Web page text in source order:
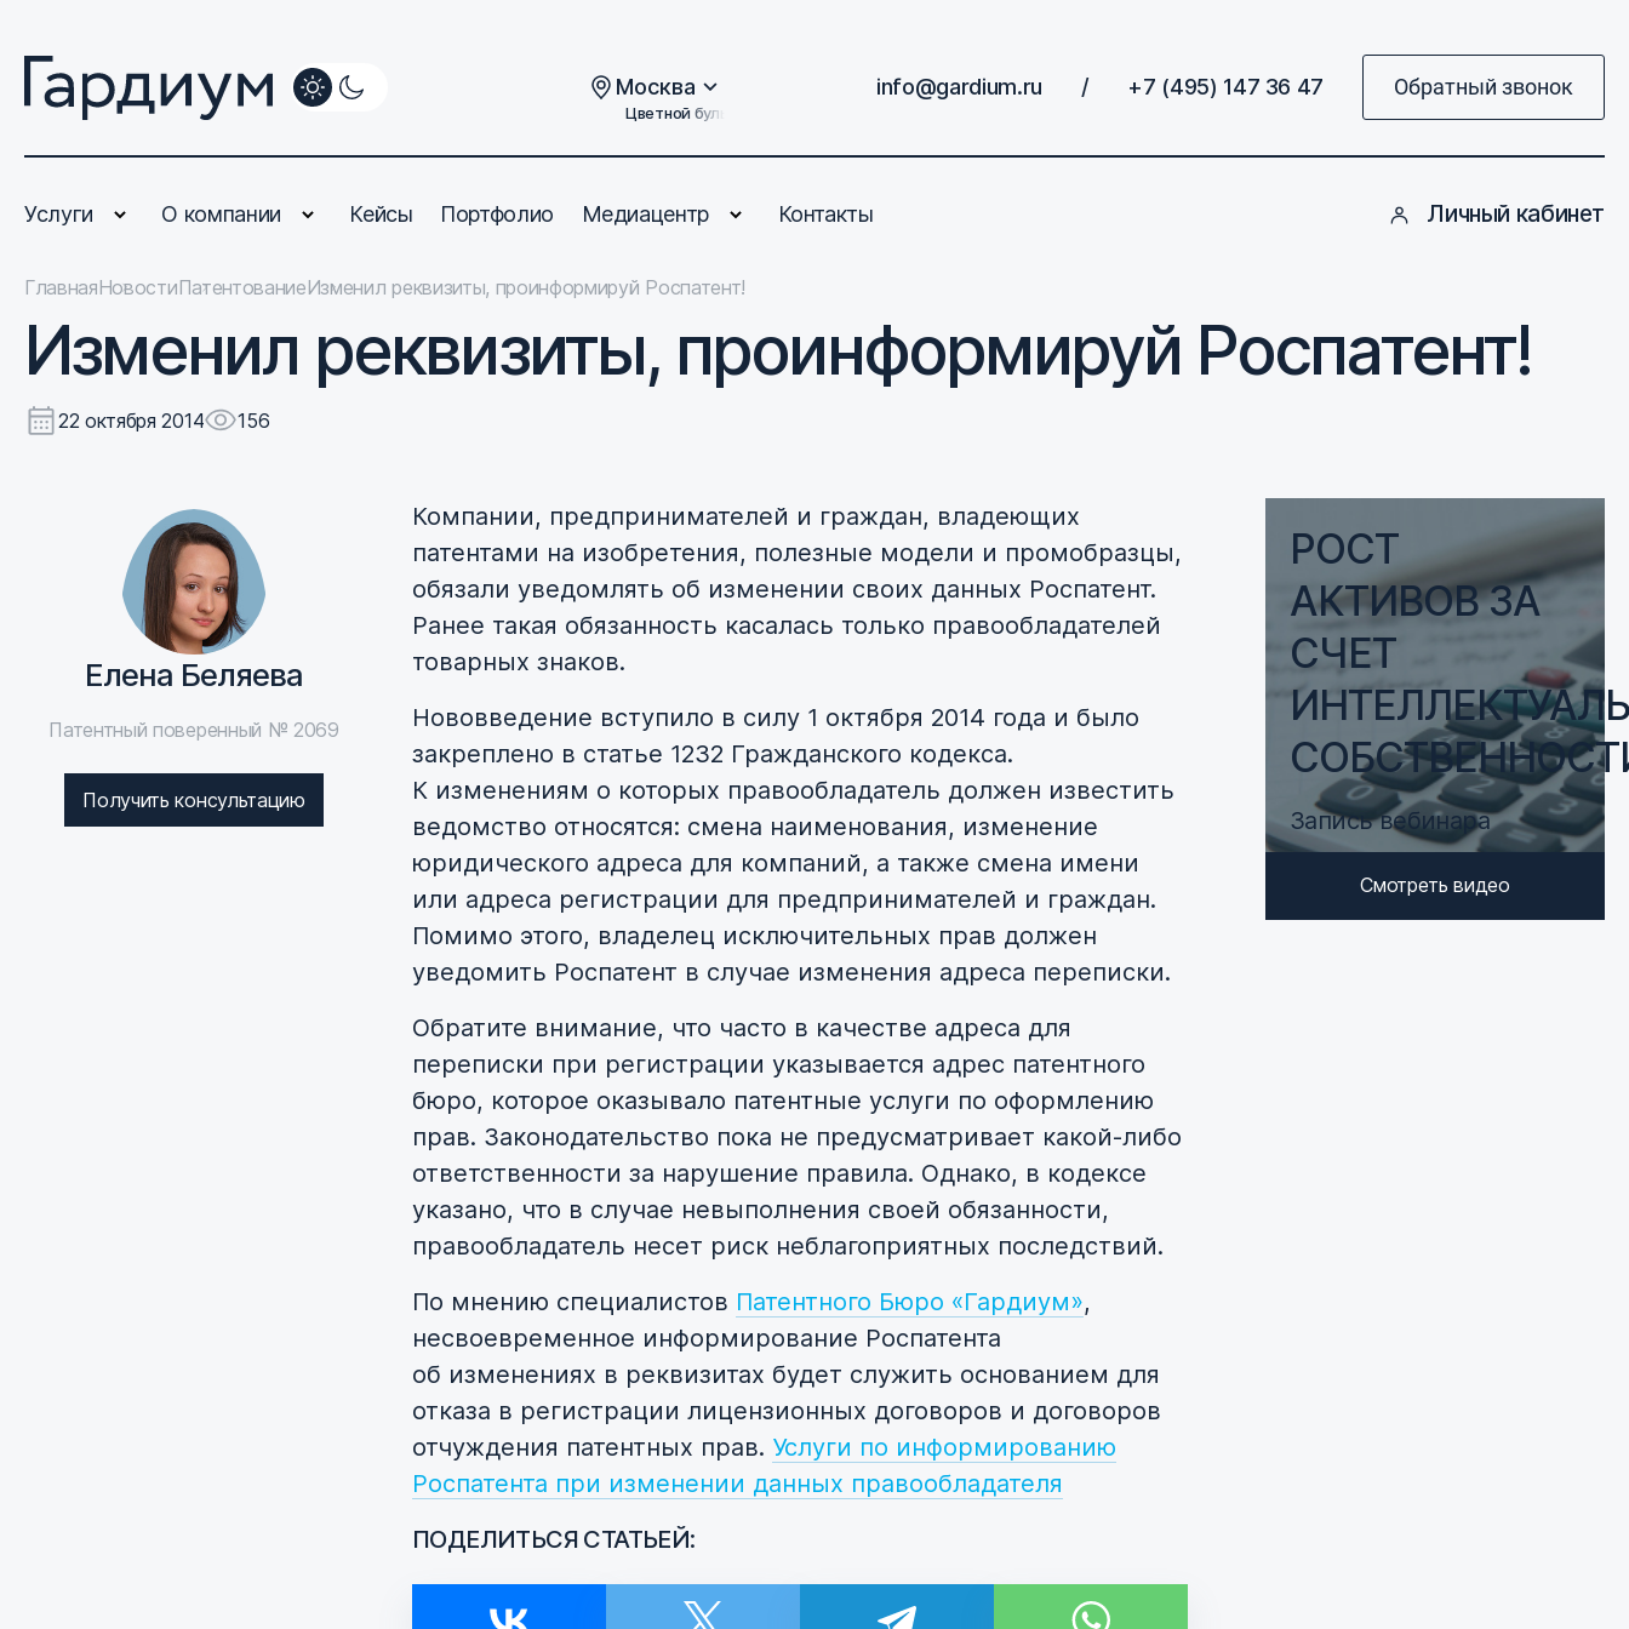
Москва
Цветной бульвар, дом 2
info@gardium.ru / +7 (495) 147 36 47 Обратный звонок
Услуги О компании Кейсы Портфолио Медиацентр Контакты Личный кабинет
ГлавнаяНовостиПатентованиеИзменил реквизиты, проинформируй Роспатент!
Изменил реквизиты, проинформируй Роспатент!
22 октября 2014 156
Компании, предпринимателей и граждан, владеющих
патентами на изобретения, полезные модели и промобразцы,
обязали уведомлять об изменении своих данных Роспатент.
Ранее такая обязанность касалась только правообладателей
товарных знаков.
Нововведение вступило в силу 1 октября 2014 года и было
закреплено в статье 1232 Гражданского кодекса.
К изменениям о которых правообладатель должен известить
ведомство относятся: смена наименования, изменение
юридического адреса для компаний, а также смена имени
или адреса регистрации для предпринимателей и граждан.
Помимо этого, владелец исключительных прав должен
уведомить Роспатент в случае изменения адреса переписки.
Обратите внимание, что часто в качестве адреса для
переписки при регистрации указывается адрес патентного
бюро, которое оказывало патентные услуги по оформлению
прав. Законодательство пока не предусматривает какой-либо
ответственности за нарушение правила. Однако, в кодексе
указано, что в случае невыполнения своей обязанности,
правообладатель несет риск неблагоприятных последствий.
По мнению специалистов Патентного Бюро «Гардиум»,
несвоевременное информирование Роспатента
об изменениях в реквизитах будет служить основанием для
отказа в регистрации лицензионных договоров и договоров
отчуждения патентных прав. Услуги по информированию
Роспатента при изменении данных правообладателя
Елена Беляева
Патентный поверенный № 2069
Получить консультацию
ПОДЕЛИТЬСЯ СТАТЬЕЙ:
РОСТ
АКТИВОВ ЗА
СЧЕТ
Запись вебинара
Смотреть видео